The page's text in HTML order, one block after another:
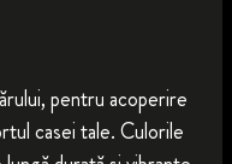
pentru acoperire
casei tale. Culorile